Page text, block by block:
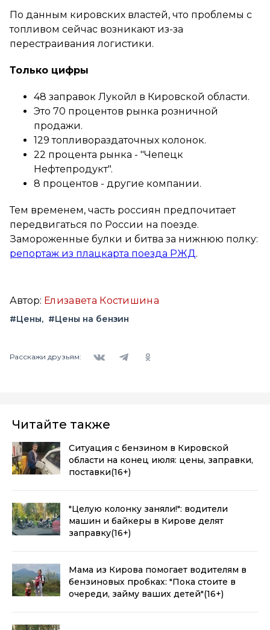
По данным кировских властей, что проблемы с
топливом сейчас возникают из-за
перестраивания логистики.
Только цифры
48 заправок Лукойл в Кировской области.
Это 70 процентов рынка розничной
продажи.
129 топливораздаточных колонок.
22 процента рынка - "Чепецк
Нефтепродукт".
8 процентов - другие компании.
Тем временем, часть россиян предпочитает
передвигаться по России на поезде.
Замороженные булки и битва за нижнюю полку:
репортаж из плацкарта поезда РЖД .
Автор: Елизавета Костишина
#Цены #Цены на бензин
Расскажи друзьям:
Читайте также
Ситуация с бензином в Кировской
области на конец июля: цены, заправки,
поставки(16+)
"Целую колонку заняли!": водители
машин и байкеры в Кирове делят
заправку(16+)
Мама из Кирова помогает водителям в
бензиновых пробках: "Пока стоите в
очереди, займу ваших детей"(16+)